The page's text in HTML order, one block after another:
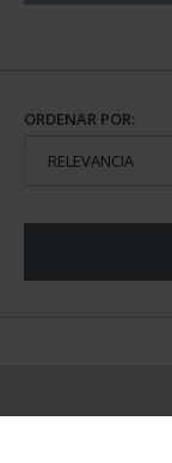
ORDENAR POR: